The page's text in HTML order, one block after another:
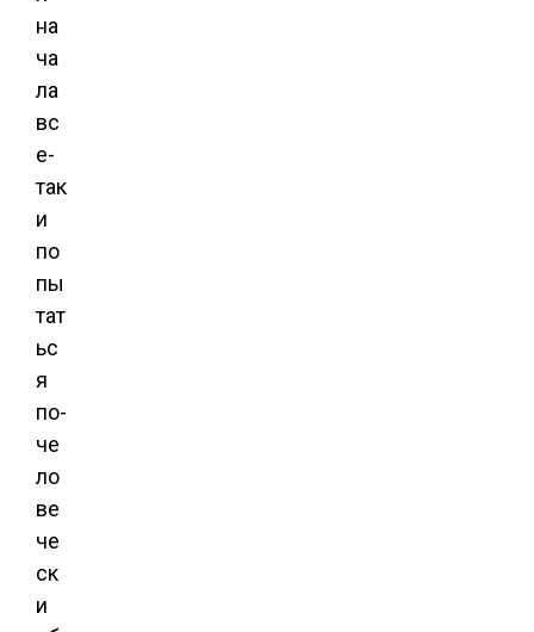
на
ча
ла
вс
е-
так
и
по
пы
тат
ьс
я
по-
че
ло
ве
че
ск
и